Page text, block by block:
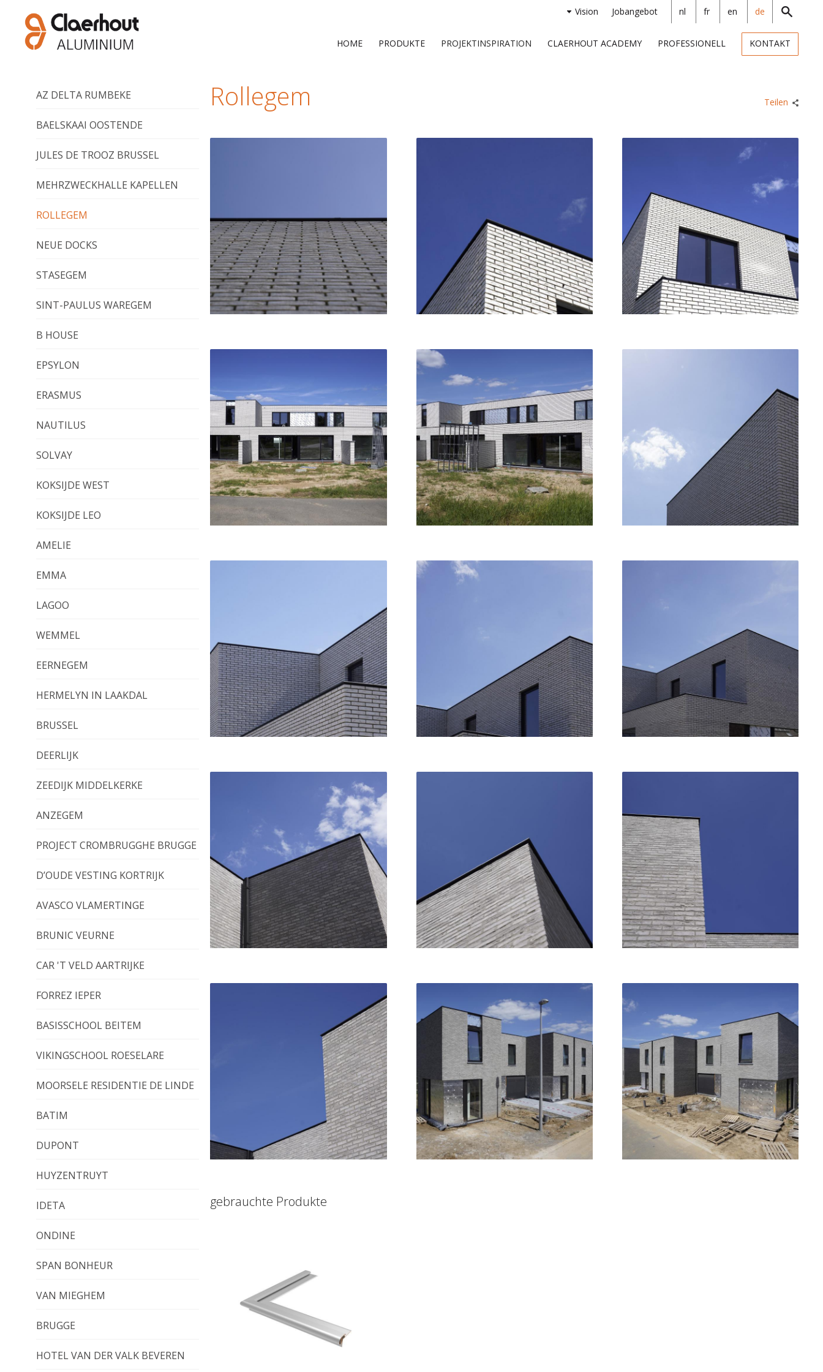
Vision Jobangebot nl fr en de
HOME PRODUKTE PROJEKTINSPIRATION CLAERHOUT ACADEMY PROFESSIONELL KONTAKT
AZ DELTA RUMBEKE
BAELSKAAI OOSTENDE
JULES DE TROOZ BRUSSEL
MEHRZWECKHALLE KAPELLEN
ROLLEGEM
NEUE DOCKS
STASEGEM
SINT-PAULUS WAREGEM
B HOUSE
EPSYLON
ERASMUS
NAUTILUS
SOLVAY
KOKSIJDE WEST
KOKSIJDE LEO
AMELIE
EMMA
LAGOO
WEMMEL
EERNEGEM
HERMELYN IN LAAKDAL
BRUSSEL
DEERLIJK
ZEEDIJK MIDDELKERKE
ANZEGEM
PROJECT CROMBRUGGHE BRUGGE
D’OUDE VESTING KORTRIJK
AVASCO VLAMERTINGE
BRUNIC VEURNE
CAR 'T VELD AARTRIJKE
FORREZ IEPER
BASISSCHOOL BEITEM
VIKINGSCHOOL ROESELARE
MOORSELE RESIDENTIE DE LINDE
BATIM
DUPONT
HUYZENTRUYT
IDETA
ONDINE
SPAN BONHEUR
VAN MIEGHEM
BRUGGE
HOTEL VAN DER VALK BEVEREN
Rollegem Teilen
gebrauchte Produkte